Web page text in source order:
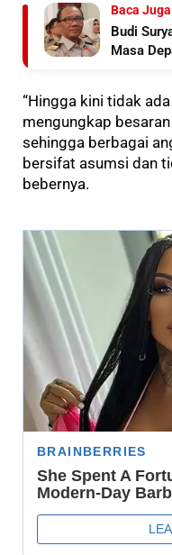
Baca Juga
Budi
Masa
“Hingga kini tidak
mengungkap
sehingga berbagai
bersifat asumsi dan
bebernya.